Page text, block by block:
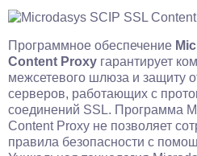
Программное обеспечение
Content Proxy гарантирует
межсетевого шлюза и защиту
серверов, работающих с
соединений SSL. Программа
Content Proxy не позволяет
правила безопасности с